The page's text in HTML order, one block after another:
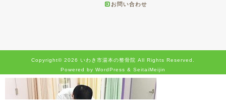
お問い合わせ
Copyright© 2026 いわき市湯本の整骨院 All Rights Reserved.
Powered by WordPress & SeitaiMeijin